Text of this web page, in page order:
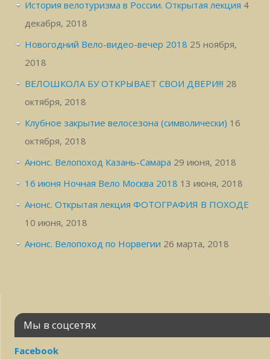
История велотуризма в России. Открытая лекция 4
декабря, 2018
Новогодний Вело-видео-вечер 2018 25 ноября,
2018
ВЕЛОШКОЛА БУ ОТКРЫВАЕТ СВОИ ДВЕРИ!!! 28
октября, 2018
Клубное закрытие велосезона (символически) 16
октября, 2018
Анонс. Велопоход Казань-Самара 29 июня, 2018
16 июня Ночная Вело Москва 2018 13 июня, 2018
Анонс. Открытая лекция ФОТОГРАФИЯ В ПОХОДЕ
10 июня, 2018
Анонс. Велопоход по Норвегии 26 марта, 2018
Мы в соцсетях
Facebook